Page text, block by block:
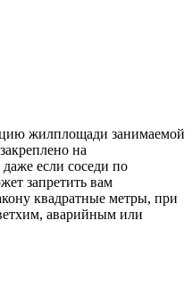
жилплощади занимаемой
на
даже если соседи по
запретить вам
квадратные метры, при
аварийным или